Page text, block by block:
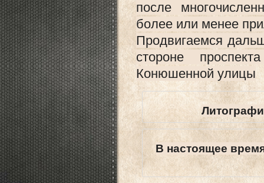
после
более или менее
Продвигаемся
стороне
Конюшенной улицы
В настоящее